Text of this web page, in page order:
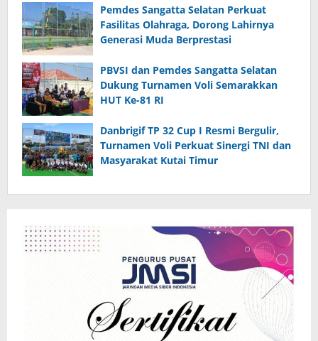
Pemdes Sangatta Selatan Perkuat
Fasilitas Olahraga, Dorong Lahirnya
Generasi Muda Berprestasi
PBVSI dan Pemdes Sangatta Selatan
Dukung Turnamen Voli Semarakkan
HUT Ke-81 RI
Danbrigif TP 32 Cup I Resmi Bergulir,
Turnamen Voli Perkuat Sinergi TNI dan
Masyarakat Kutai Timur